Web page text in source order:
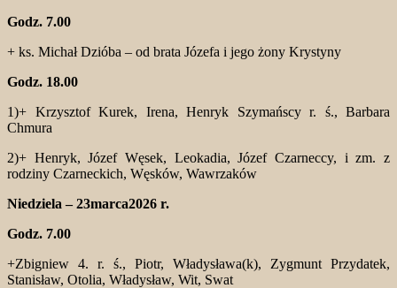
Godz. 7.00
+ ks. Michał Dzióba – od brata Józefa i jego żony Krystyny
Godz. 18.00
1)+ Krzysztof Kurek, Irena, Henryk Szymańscy r. ś., Barbara
Chmura
2)+ Henryk, Józef Węsek, Leokadia, Józef Czarneccy, i zm. z
rodziny Czarneckich, Węsków, Wawrzaków
Niedziela – 23marca2026 r.
Godz. 7.00
+Zbigniew 4. r. ś., Piotr, Władysława(k), Zygmunt Przydatek,
Stanisław, Otolia, Władysław, Wit, Swat